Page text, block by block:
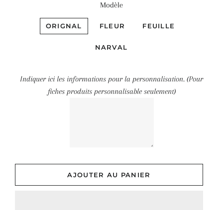
Modèle
ORIGNAL FLEUR FEUILLE
NARVAL
Indiquer ici les informations pour la personnalisation. (Pour
fiches produits personnalisable seulement)
AJOUTER AU PANIER